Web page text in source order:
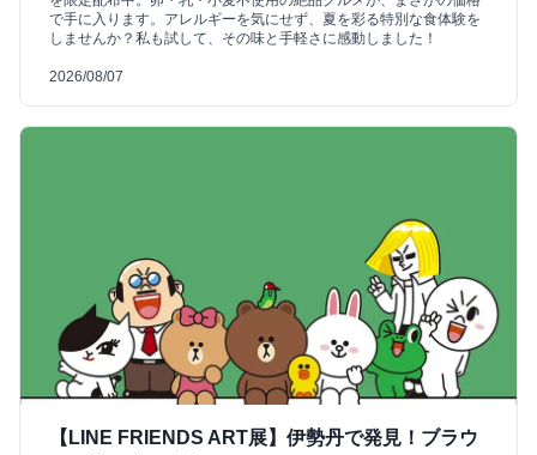
で手に入ります。アレルギーを気にせず、夏を彩る特別な食体験を
しませんか？私も試して、その味と手軽さに感動しました！
2026/08/07
【LINE FRIENDS ART展】伊勢丹で発見！ブラウ